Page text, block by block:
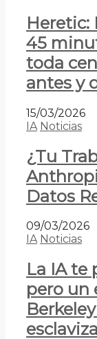
Heretic:
45
toda
antes y
15/03/2026
IA Noticias
¿Tu
Datos
09/03/2026
IA Noticias
La IA te
pero un